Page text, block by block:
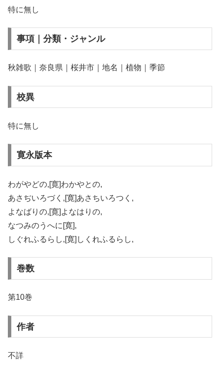
特に無し
事項｜分類・ジャンル
秋雑歌｜奈良県｜桜井市｜地名｜植物｜季節
校異
特に無し
寛永版本
わがやどの,[寛]わかやとの,
あさぢいろづく,[寛]あさちいろつく,
よなばりの,[寛]よなはりの,
なつみのうへに[寛],
しぐれふるらし,[寛]しくれふるらし,
巻数
第10巻
作者
不詳